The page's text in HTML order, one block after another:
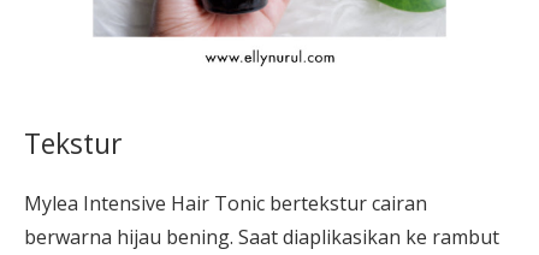
Tekstur
Mylea Intensive Hair Tonic bertekstur cairan
berwarna hijau bening. Saat diaplikasikan ke rambut